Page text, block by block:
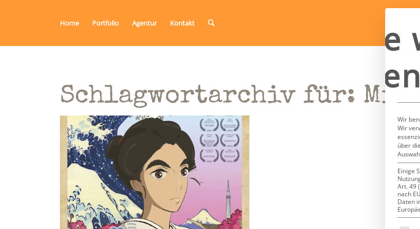
Home Portfolio Agentur Kontakt
Schlagwortarchiv für:
Bitte
Wir
Wir
über
Einige
Art. 49
nach
Daten